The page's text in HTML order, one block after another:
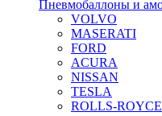
Пневмобаллоны и
VOLVO
MASERATI
FORD
ACURA
NISSAN
TESLA
ROLLS-ROYCE